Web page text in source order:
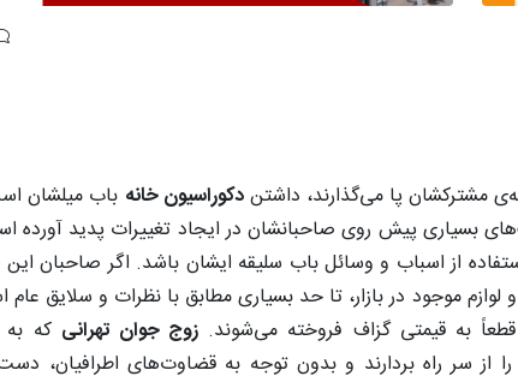
مشترکشان پا می‌گذارند، داشتندکوراسیون خانه‌ باب میلشان
بسیاری پیش روی صاحبانشان در ایجاد تغییرات پدید
از اسباب و وسائل باب سلیقه ایشان باشد. اگر صاحبان
موجود در بازار، تا حد بسیاری مطابق با نظرات و سلایق
به قیمتی گزاف فروخته می‌شوند. زوج جوان تهرانی که
را از سر راه بردارند و بدون توجه به قضاوت‌های اطرافیان،